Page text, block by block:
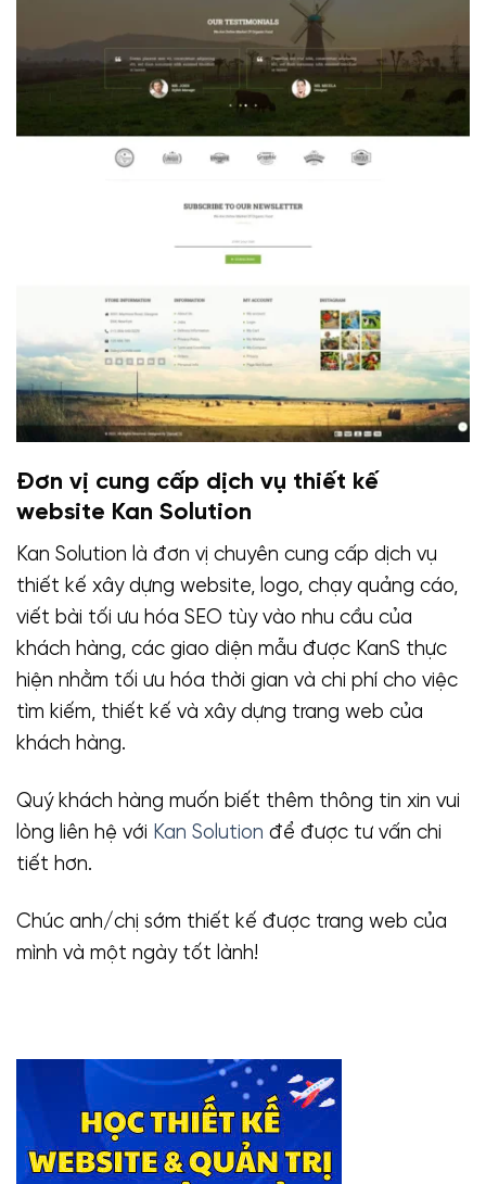
Đơn vị cung cấp dịch vụ thiết kế
website Kan Solution
Kan Solution là đơn vị chuyên cung cấp dịch vụ
thiết kế xây dựng website, logo, chạy quảng cáo,
viết bài tối ưu hóa SEO tùy vào nhu cầu của
khách hàng, các giao diện mẫu được KanS thực
hiện nhằm tối ưu hóa thời gian và chi phí cho việc
tìm kiếm, thiết kế và xây dựng trang web của
khách hàng.
Quý khách hàng muốn biết thêm thông tin xin vui
lòng liên hệ với Kan Solution để được tư vấn chi
tiết hơn.
Chúc anh/chị sớm thiết kế được trang web của
mình và một ngày tốt lành!